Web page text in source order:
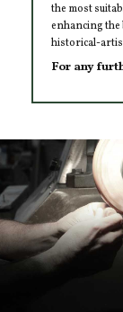
the most
enhancing the
historical-
For any